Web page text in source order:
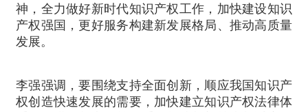
神，全力做好新时代知识产权工作，加快建设知识
产权强国，更好服务构建新发展格局、推动高质量
发展。
李强强调，要围绕支持全面创新，顺应我国知识产
权创造快速发展的需要，加快建立知识产权法律体